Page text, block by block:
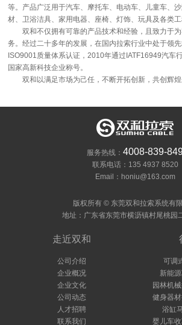
等。产品广泛用于汽车、摩托车、电动车、儿童车、
材、卫浴洁具、家用电器、座椅、灯饰、玩具及各类工
双和不仅拥有可靠的产品技术和经验，且致力于为
务。经过二十多年的发展，在国内拉索行业中处于领
ISO9001质量体系认证，2010年通过IATF16949汽车
国家高新科技企业称号。
双和以满足市场为己任，不断开拓创新，共创辉煌
服务热线： 4008-839-
联系电话：135 4937 8520
Email：honiu@163.com
版权所有 © 东莞双和拉索系统有
地址：广东省东莞市横沥镇村尾桃园
走近双和
公司介绍
企业概况
企业文化
公司动态
人才招聘
联系我们
可调
新能
园林机
健身器
浴缸
婴儿车